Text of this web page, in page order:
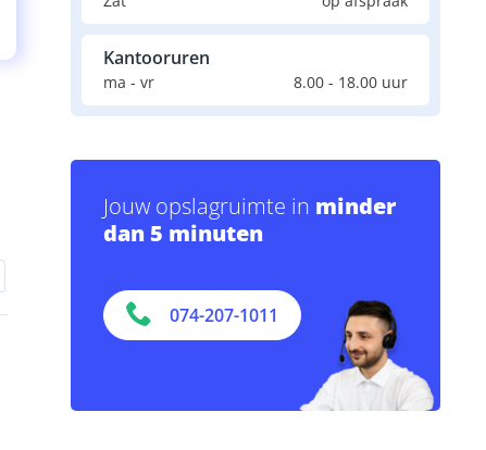
Kantooruren
ma - vr 8.00 - 18.00 uur
Jouw opslagruimte in minder
dan 5 minuten
074-207-1011